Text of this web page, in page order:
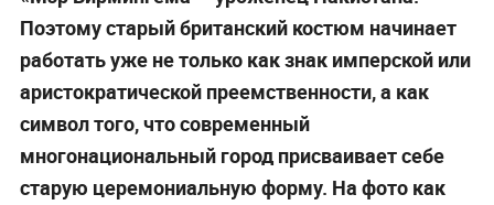
Поэтому старый британский костюм начинает
работать уже не только как знак имперской или
аристократической преемственности, а как
символ того, что современный
многонациональный город присваивает себе
старую церемониальную форму. На фото как